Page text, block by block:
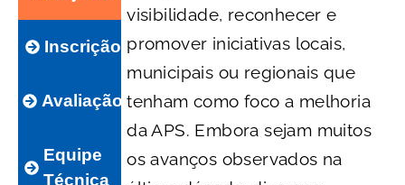
Inscrição
Avaliação
Equipe
Técnica
visibilidade, reconhecer e
promover iniciativas locais,
municipais ou regionais que
tenham como foco a melhoria
da APS. Embora sejam muitos
os avanços observados na